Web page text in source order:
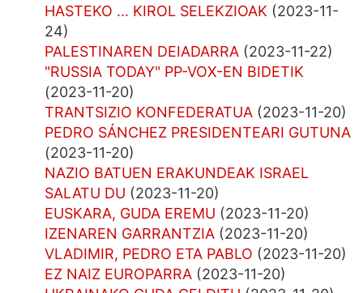
HASTEKO ... KIROL SELEKZIOAK (2023-11-
24)
PALESTINAREN DEIADARRA (2023-11-22)
"RUSSIA TODAY" PP-VOX-EN BIDETIK
(2023-11-20)
TRANTSIZIO KONFEDERATUA (2023-11-20)
PEDRO SÁNCHEZ PRESIDENTEARI GUTUNA
(2023-11-20)
NAZIO BATUEN ERAKUNDEAK ISRAEL
SALATU DU (2023-11-20)
EUSKARA, GUDA EREMU (2023-11-20)
IZENAREN GARRANTZIA (2023-11-20)
VLADIMIR, PEDRO ETA PABLO (2023-11-20)
EZ NAIZ EUROPARRA (2023-11-20)